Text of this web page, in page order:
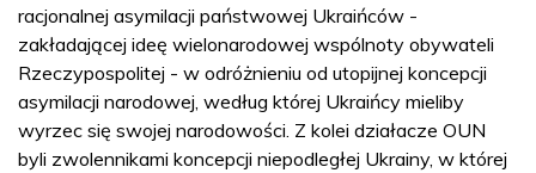
racjonalnej asymilacji państwowej Ukraińców -
zakładającej ideę wielonarodowej wspólnoty obywateli
Rzeczypospolitej - w odróżnieniu od utopijnej koncepcji
asymilacji narodowej, według której Ukraińcy mieliby
wyrzec się swojej narodowości. Z kolei działacze OUN
byli zwolennikami koncepcji niepodległej Ukrainy, w której